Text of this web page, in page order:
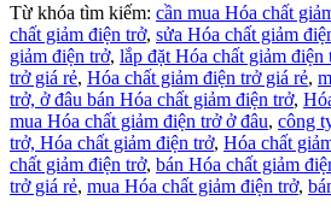
Từ khóa tìm kiếm: cần mua Hóa chất
chất giảm điện trở, sửa Hóa chất giảm
giảm điện trở, lắp đặt Hóa chất giảm điện
trở giá rẻ, Hóa chất giảm điện trở giá rẻ,
trở, ở đâu bán Hóa chất giảm điện trở,
mua Hóa chất giảm điện trở ở đâu, công
trở, Hóa chất giảm điện trở, Hóa chất
chất giảm điện trở, bán Hóa chất giảm
trở giá rẻ, mua Hóa chất giảm điện trở,